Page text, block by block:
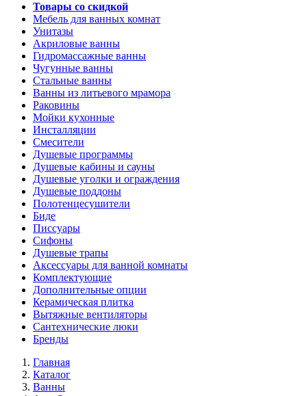
Товары со скидкой
Мебель для ванных комнат
Унитазы
Акриловые ванны
Гидромассажные ванны
Чугунные ванны
Стальные ванны
Ванны из литьевого мрамора
Раковины
Мойки кухонные
Инсталляции
Смесители
Душевые программы
Душевые кабины и сауны
Душевые уголки и ограждения
Душевые поддоны
Полотенцесушители
Биде
Писсуары
Сифоны
Душевые трапы
Аксессуары для ванной комнаты
Комплектующие
Дополнительные опции
Керамическая плитка
Вытяжные вентиляторы
Сантехнические люки
Бренды
Главная
Каталог
Ванны